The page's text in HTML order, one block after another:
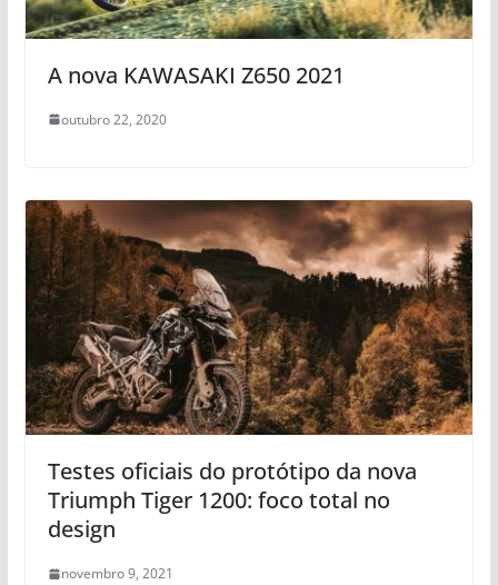
A nova KAWASAKI Z650 2021
outubro 22, 2020
Testes oficiais do protótipo da nova
Triumph Tiger 1200: foco total no
design
novembro 9, 2021